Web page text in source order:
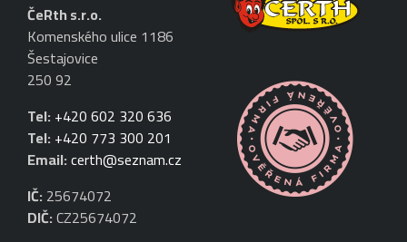
ČeRth s.r.o.
Komenského ulice 1186
Šestajovice
250 92
Tel:+420 602 320 636
Tel:+420 773 300 201
Email:certh@seznam.cz
IČ:25674072
DIČ:CZ25674072